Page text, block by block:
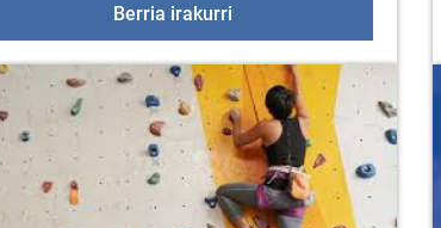
Berria irakurri2024ko Duranako jaiak